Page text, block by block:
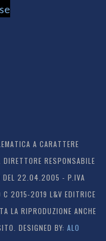
A CARATTERE
RESPONSABILE
DEL 22.04.2005 - P.IVA
2015-2019 L&V EDITRICE
LA RIPRODUZIONE ANCHE
DESIGNED BY: ALO